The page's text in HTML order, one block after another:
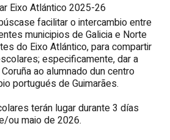
Eixo Atlántico2025-26
facilitar o intercambio entre
municipios de Galicia e Norte
do Eixo Atlántico, para compartir
especificamente, dar a
ao alumnado dun centro
portugués de Guimarães.
terán lugar durante 3 días
ou maio de 2026.